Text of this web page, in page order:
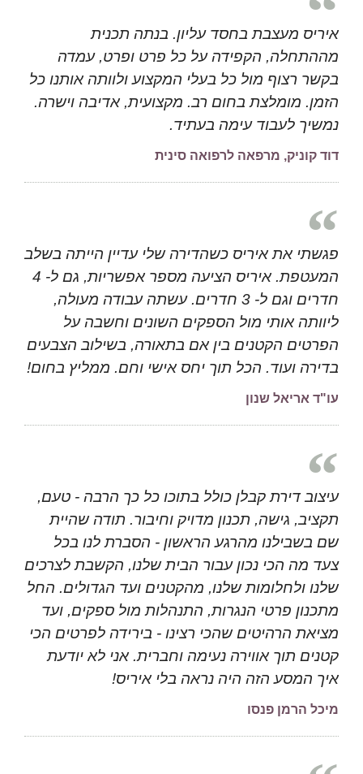
איריס מעצבת בחסד עליון. בנתה תכנית
מההתחלה, הקפידה על כל פרט ופרט, עמדה
בקשר רצוף מול כל בעלי המקצוע ולוותה אותנו כל
הזמן. מומלצת בחום רב. מקצועית, אדיבה וישרה.
נמשיך לעבוד עימה בעתיד.
דוד קוניק, מרפאה לרפואה סינית
פגשתי את איריס כשהדירה שלי עדיין הייתה בשלב
המעטפת. איריס הציעה מספר אפשריות, גם ל- 4
חדרים וגם ל- 3 חדרים. עשתה עבודה מעולה,
ליוותה אותי מול הספקים השונים וחשבה על
הפרטים הקטנים בין אם בתאורה, בשילוב הצבעים
בדירה ועוד. הכל תוך יחס אישי וחם. ממליץ בחום!
עו"ד אריאל שנון
עיצוב דירת קבלן כולל בתוכו כל כך הרבה - טעם,
תקציב, גישה, תכנון מדויק וחיבור. תודה שהיית
שם בשבילנו מהרגע הראשון - הסברת לנו בכל
צעד מה הכי נכון עבור הבית שלנו, הקשבת לצרכים
שלנו ולחלומות שלנו, מהקטנים ועד הגדולים. החל
מתכנון פרטי הנגרות, התנהלות מול ספקים, ועד
מציאת הרהיטים שהכי רצינו - בירידה לפרטים הכי
קטנים תוך אווירה נעימה וחברית. אני לא יודעת
איך המסע הזה היה נראה בלי איריס!
מיכל הרמן פנסו